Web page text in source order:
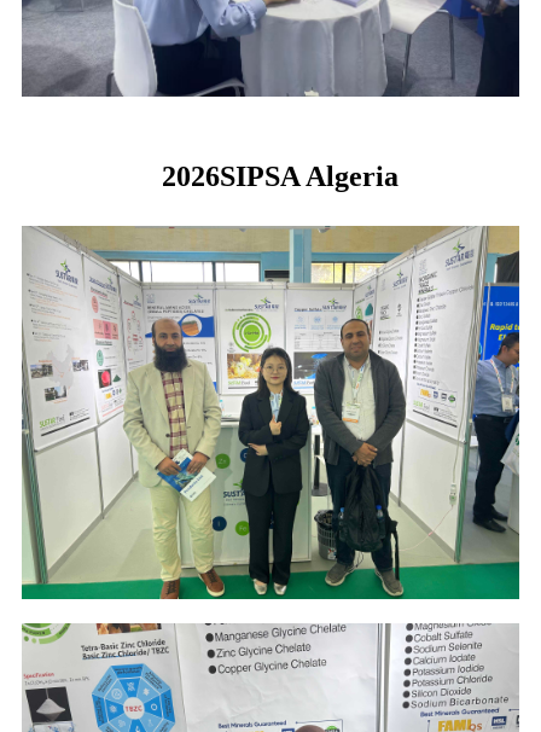
2026SIPSA Algeria